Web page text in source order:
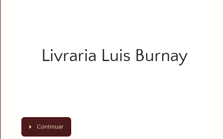
Livraria Luis Burnay
Continuar